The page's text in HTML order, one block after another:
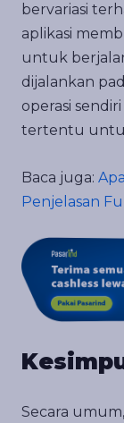
bervariasi
aplikasi
untuk
dijalankan
operasi
tertentu
Baca juga:
Penjelasan
Secara